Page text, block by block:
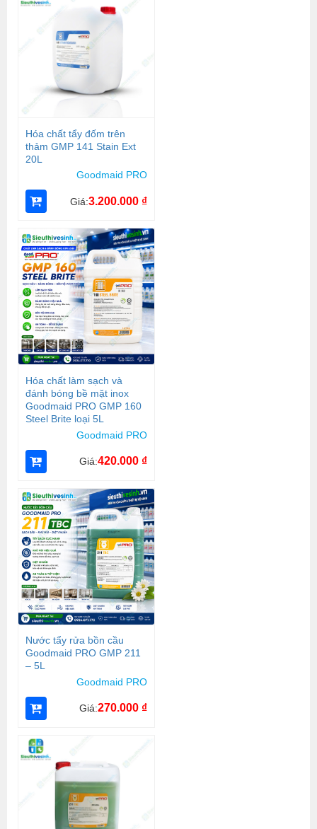
Hóa chất tẩy đốm trên
thảm GMP 141 Stain Ext
20L
Goodmaid PRO
Giá:3.200.000 ₫
Hóa chất làm sạch và
đánh bóng bề mặt inox
Goodmaid PRO GMP 160
Steel Brite loại 5L
Goodmaid PRO
Giá:420.000 ₫
Nước tẩy rửa bồn cầu
Goodmaid PRO GMP 211
– 5L
Goodmaid PRO
Giá:270.000 ₫